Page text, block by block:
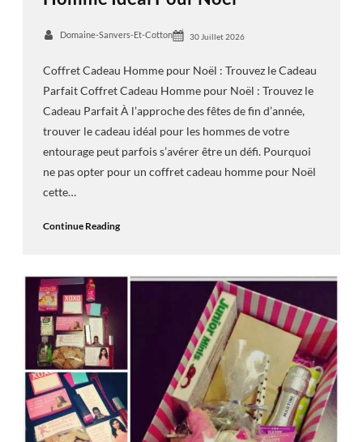
Domaine-Sanvers-Et-Cotton 30 Juillet 2026
Coffret Cadeau Homme pour Noël : Trouvez le Cadeau
Parfait Coffret Cadeau Homme pour Noël : Trouvez le
Cadeau Parfait À l’approche des fêtes de fin d’année,
trouver le cadeau idéal pour les hommes de votre
entourage peut parfois s’avérer être un défi. Pourquoi
ne pas opter pour un coffret cadeau homme pour Noël
cette…
Continue Reading